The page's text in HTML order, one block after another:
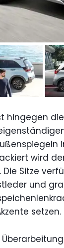
hingegen
wird
Die Sitze
und
setzen.